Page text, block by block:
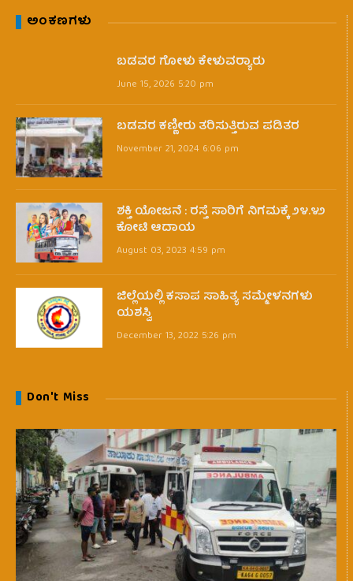
ಅಂಕಣಗಳು
ಬಡವರ ಗೋಳು ಕೇಳುವರ‍್ಯಾರು
June 15, 2026 5:20 pm
ಬಡವರ ಕಣ್ಣೀರು ತರಿಸುತ್ತಿರುವ ಪಡಿತರ
November 21, 2024 6:06 pm
ಶಕ್ತಿ ಯೋಜನೆ : ರಸ್ತೆ ಸಾರಿಗೆ ನಿಗಮಕ್ಕೆ ೨೪.೪೨
ಕೋಟಿ ಆದಾಯ
August 03, 2023 4:59 pm
ಜಿಲ್ಲೆಯಲ್ಲಿ ಕಸಾಪ ಸಾಹಿತ್ಯ ಸಮ್ಮೇಳನಗಳು
ಯಶಸ್ವಿ
December 13, 2022 5:26 pm
Don't Miss